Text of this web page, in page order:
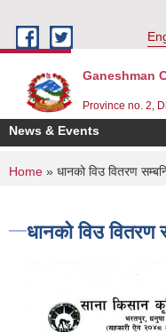
Ganeshman
Province no. 2,
News & Events
You are here
Home » धानको विउ वितरण
धानको विउ वितरण